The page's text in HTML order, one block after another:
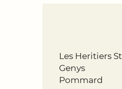
Les Heritiers St
Genys
Pommard